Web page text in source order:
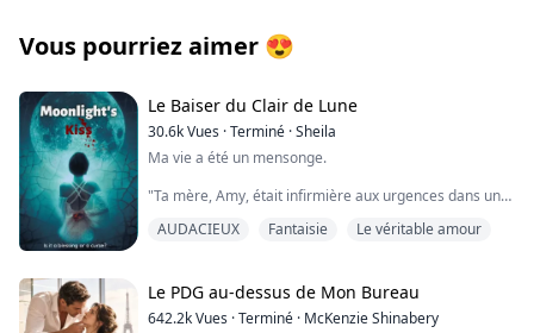
Vous pourriez aimer 😍
Le Baiser du Clair de Lune
30.6kVues ·Terminé ·Sheila
Ma vie a été un mensonge.
"Ta mère, Amy, était infirmière aux urgences dans un
cœur et était toujours prête à sauver une vie. 'Une vie
temps avec moi. Quand elle m'a annoncé qu'elle était
enceinte de toi, j'ai rejeté la grossesse. C'était la plus
AUDACIEUX Fantaisie Le véritable amour
Le PDG au-dessus de Mon Bureau
642.2kVues ·Terminé · McKenzie Shinabery